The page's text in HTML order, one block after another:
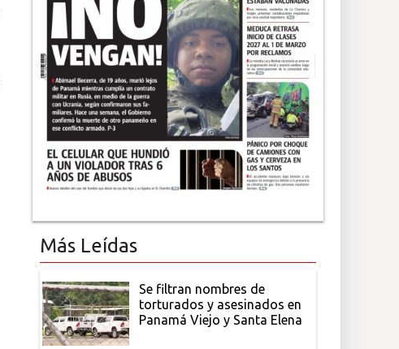
Más Leídas
Se filtran nombres de
torturados y asesinados en
Panamá Viejo y Santa Elena